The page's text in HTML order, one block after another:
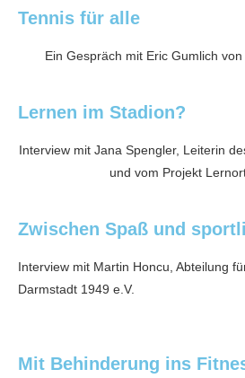
Tennis für alle
Ein Gespräch mit Eric Gumlich
Lernen im Stadion?
Interview mit Jana Spengler, Leiterin
und vom Projekt
Zwischen Spaß und
Interview mit Martin Honcu, Abteilung
Darmstadt 1949 e.V.
Mit Behinderung ins